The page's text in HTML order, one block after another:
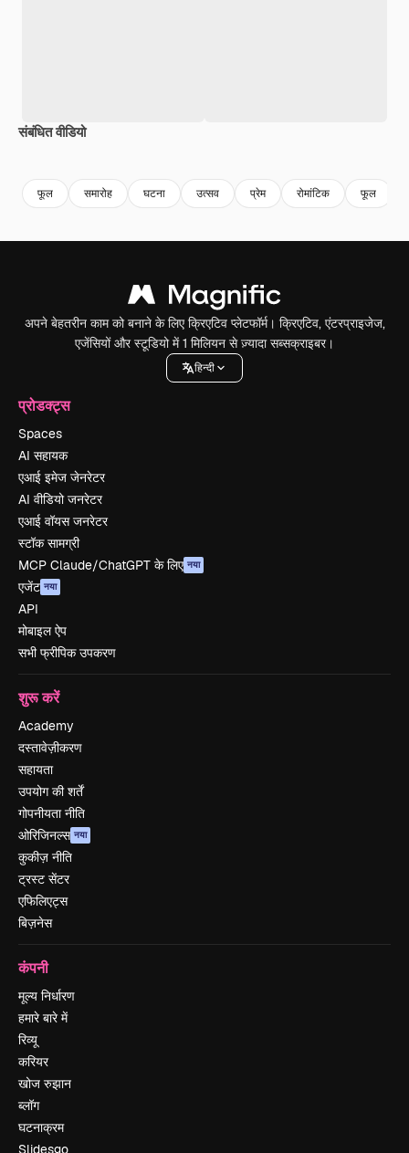
संबंधित वीडियो
फूल समारोह घटना उत्सव प्रेम रोमांटिक फूल
अपने बेहतरीन काम को बनाने के लिए क्रिएटिव प्लेटफॉर्म। क्रिएटिव, एंटरप्राइजेज,
एजेंसियों और स्टूडियो में 1 मिलियन से ज़्यादा सब्सक्राइबर।
हिन्दी
प्रोडक्ट्स
Spaces
AI सहायक
एआई इमेज जेनरेटर
AI वीडियो जनरेटर
एआई वॉयस जनरेटर
स्टॉक सामग्री
MCP Claude/ChatGPT के लिए नया
एजेंट नया
API
मोबाइल ऐप
सभी फ्रीपिक उपकरण
शुरू करें
Academy
दस्तावेज़ीकरण
सहायता
उपयोग की शर्तें
गोपनीयता नीति
ओरिजिनल्स नया
कुकीज़ नीति
ट्रस्ट सेंटर
एफिलिएट्स
बिज़नेस
कंपनी
मूल्य निर्धारण
हमारे बारे में
रिव्यू
करियर
खोज रुझान
ब्लॉग
घटनाक्रम
Slidesgo